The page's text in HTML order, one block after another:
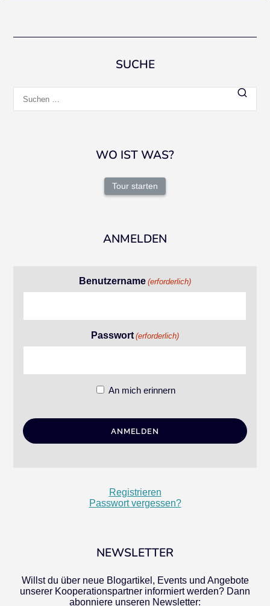
SUCHE
nach:
WO IST WAS?
Tour starten
ANMELDEN
Benutzername (erforderlich)
Passwort (erforderlich)
An mich erinnern
Registrieren
Passwort vergessen?
NEWSLETTER
Willst du über neue Blogartikel, Events und Angebote
unserer Kooperationspartner informiert werden? Dann
abonniere unseren Newsletter: